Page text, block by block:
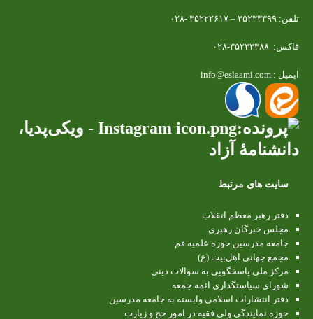
تلفن: ۳۵۲۳۳۳۹۹ – ۳۵۲۲۲۶۱۷ -۰۲۸
فاکس: ۳۵۲۳۳۳۸۸-۰۲۸
ایمیل : info@eslaami.com
سایت های مرتبط
دفتر رهبر معظم انقلاب
مجلس خبرگان رهبری
جامعه مدرسین حوزه علمیه قم
مجمع جهانی اهل‌بیت (ع)
مرکز ملی پاسخگویی به سوالات دینی
شورای سیاستگذاری ائمه جمعه
دفتر انتشارات اسلامی وابسته به جامعه مدرسین
حوزه نمایندگی ولی فقیه در امور حج و زیارت